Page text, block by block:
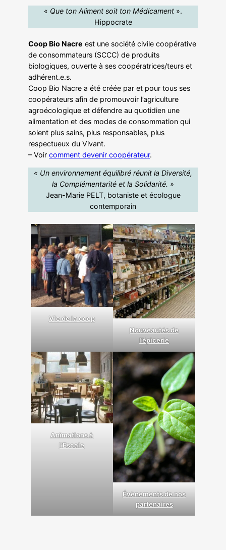
« Que ton Aliment soit ton Médicament ».
Hippocrate
Coop Bio Nacre est une société civile coopérative
de consommateurs (SCCC) de produits
biologiques, ouverte à ses coopératrices/teurs et
adhérent.e.s.
Coop Bio Nacre a été créée par et pour tous ses
coopérateurs afin de promouvoir l’agriculture
agroécologique et défendre au quotidien une
alimentation et des modes de consommation qui
soient plus sains, plus responsables, plus
respectueux du Vivant.
– Voir comment devenir coopérateur.
« Un environnement équilibré réunit la Diversité,
la Complémentarité et la Solidarité. »
Jean-Marie PELT, botaniste et écologue
contemporain
Vie de la coop
Nouveautés de
l’épicerie
Animations à
l’Escale
Évènements de nos
partenaires